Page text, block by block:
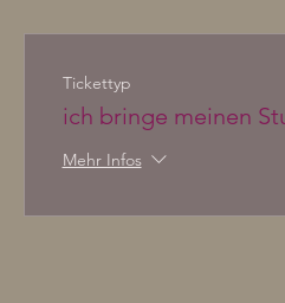
Tickettyp
ich bringe meinen
Mehr Infos